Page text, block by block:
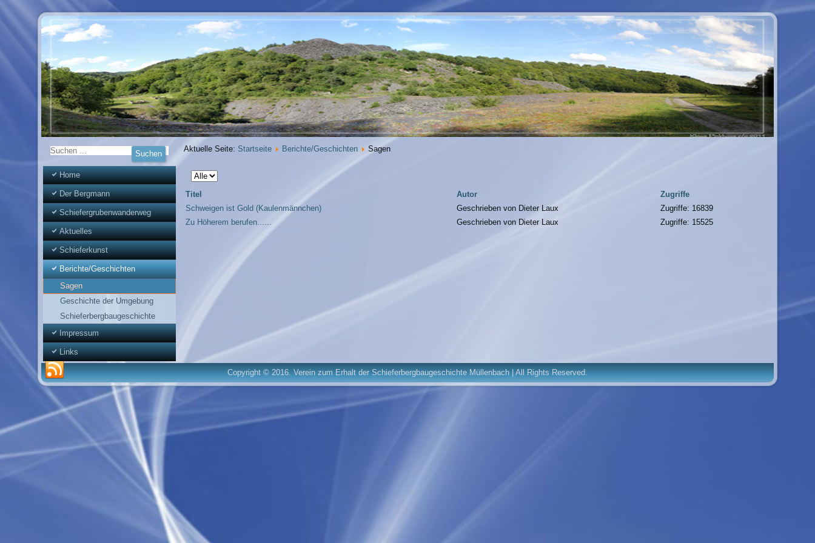
Home
Der Bergmann
Schiefergrubenwanderweg
Aktuelles
Schieferkunst
Berichte/Geschichten
Sagen
Geschichte der Umgebung
Schieferbergbaugeschichte
Impressum
Links
Aktuelle Seite: Startseite Berichte/Geschichten Sagen
Anzeige
Titel
Autor
Zugriffe
Schweigen ist Gold (Kaulenmännchen)
Geschrieben von Dieter Laux
Zugriffe: 16839
Zu Höherem berufen......
Geschrieben von Dieter Laux Zugriffe: 15525
Copyright © 2016. Verein zum Erhalt der Schieferbergbaugeschichte Müllenbach | All Rights Reserved.